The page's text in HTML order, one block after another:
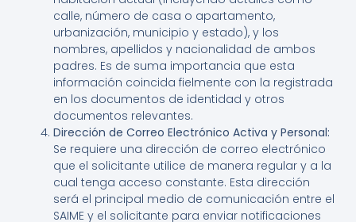
calle, número de casa o apartamento,
urbanización, municipio y estado), y los
nombres, apellidos y nacionalidad de ambos
padres. Es de suma importancia que esta
información coincida fielmente con la registrada
en los documentos de identidad y otros
documentos relevantes.
Dirección de Correo Electrónico Activa y Personal:
Se requiere una dirección de correo electrónico
que el solicitante utilice de manera regular y a la
cual tenga acceso constante. Esta dirección
será el principal medio de comunicación entre el
SAIME y el solicitante para enviar notificaciones